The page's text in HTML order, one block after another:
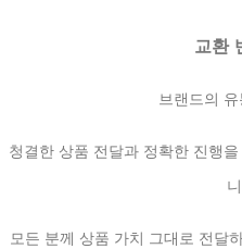
교환
브랜드의
청결한 상품 전달과 정확한 진행
모든 분께 상품 가치 그대로 전달